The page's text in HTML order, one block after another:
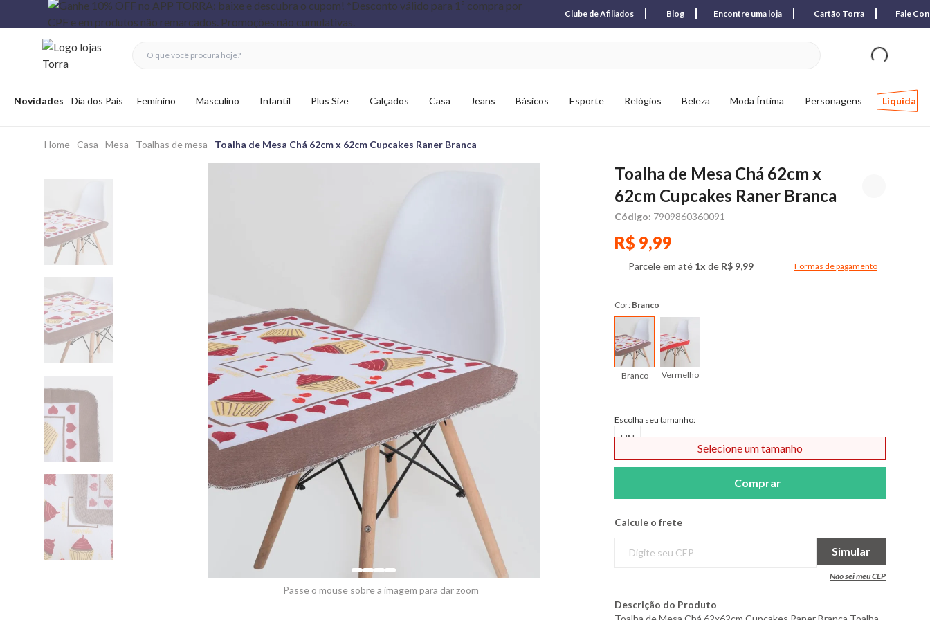
Clube de Afiliados Blog Encontre uma loja Cartão Torra Fale
Abrir menu
Novidades Dia dos Pais Feminino Masculino Infantil Plus Size Calçados Casa Jeans Básicos Esporte Relógios Beleza Moda Íntima Personagens Liquida
ver produtos
fechar menu
fechar menu
favoritos
Home Casa Mesa Toalhas de mesa Toalha de Mesa Chá 62cm x 62cm Cupcakes Raner Branca
Passe o mouse sobre a imagem para dar zoom
Toalha de Mesa Chá 62cm x
62cm Cupcakes Raner Branca
Código: 7909860360091
R$ 9,99
Parcele em até 1x de R$ 9,99 Formas de pagamento
Cor: Branco
Branco Vermelho
Escolha seu tamanho:
UN
Comprar
Selecione um tamanho
Calcule o frete
Simular
Não sei meu CEP
Descrição do Produto